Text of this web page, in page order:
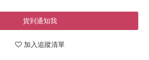
貨到通知我
加入追蹤清單